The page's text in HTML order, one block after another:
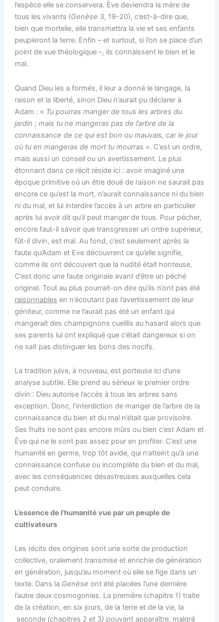
l’espèce elle se conservera. Ève deviendra la mère de
tous les vivants (Genèse 3, 19-20), c’est-à-dire que,
bien que mortelle, elle transmettra la vie et ses enfants
peupleront la terre. Enfin – et surtout, si l’on se place d’un
point de vue théologique –, ils connaissent le bien et le
mal.
Quand Dieu les a formés, il leur a donné le langage, la
raison et la liberté, sinon Dieu n’aurait pu déclarer à
Adam : « Tu pourras manger de tous les arbres du
jardin ; mais tu ne mangeras pas de l’arbre de la
connaissance de ce qui est bon ou mauvais, car le jour
où tu en mangeras de mort tu mourras ». C’est un ordre,
mais aussi un conseil ou un avertissement. Le plus
étonnant dans ce récit réside ici : avoir imaginé une
époque primitive où un être doué de raison ne saurait pas
encore ce qu’est la mort, n’aurait connaissance ni du bien
ni du mal, et lui interdire l’accès à un arbre en particulier
après lui avoir dit qu’il peut manger de tous. Pour pécher,
encore faut-il savoir que transgresser un ordre supérieur,
fût-il divin, est mal. Au fond, c’est seulement après la
faute qu’Adam et Eve découvrent ce qu’elle signifie,
comme ils ont découvert que la nudité était honteuse.
C’est donc une faute originale avant d’être un péché
originel. Tout au plus pourrait-on dire qu’ils n’ont pas été
raisonnables en n’écoutant pas l’avertissement de leur
géniteur, comme ne l’aurait pas été un enfant qui
mangerait des champignons cueillis au hasard alors que
ses parents lui ont expliqué que c’était dangereux si on
ne sait pas distinguer les bons des nocifs.
La tradition juive, à nouveau, est porteuse ici d’une
analyse subtile. Elle prend au sérieux le premier ordre
divin : Dieu autorise l’accès à tous les arbres sans
exception. Donc, l’interdiction de manger de l’arbre de la
connaissance du bien et du mal n’était que provisoire.
Ses fruits ne sont pas encore mûrs ou bien c’est Adam et
Ève qui ne le sont pas assez pour en profiter. C’est une
humanité en germe, trop tôt avide, qui n’atteint qu’à une
connaissance confuse ou incomplète du bien et du mal,
avec les conséquences désastreuses auxquelles cela
peut conduire.
L’essence de l’humanité vue par un peuple de
cultivateurs
Les récits des origines sont une sorte de production
collective, oralement transmise et enrichie de génération
en génération, jusqu’au moment où elle se fige dans un
texte. Dans la Genèse ont été placées l’une dernière
l’autre deux cosmogonies. La première (chapitre 1) traite
de la création, en six jours, de la terre et de la vie, la
seconde (chapitres 2 et 3) pouvant apparaître, malgré